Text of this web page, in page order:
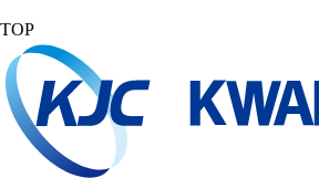
TOP